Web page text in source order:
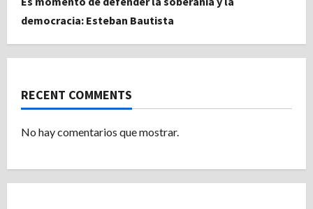
democracia: Esteban Bautista
RECENT COMMENTS
No hay comentarios que mostrar.